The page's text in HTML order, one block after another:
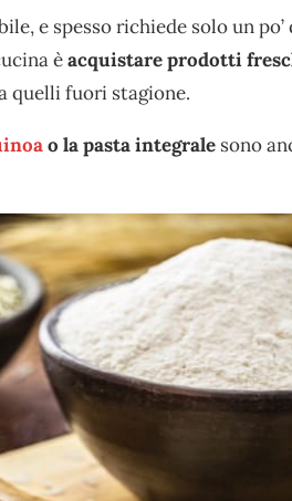
e spesso richiede solo un
èacquistare prodotti
quelli fuori stagione.
o la pasta integrale sono